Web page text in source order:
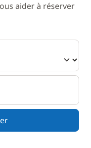
aider à réserver